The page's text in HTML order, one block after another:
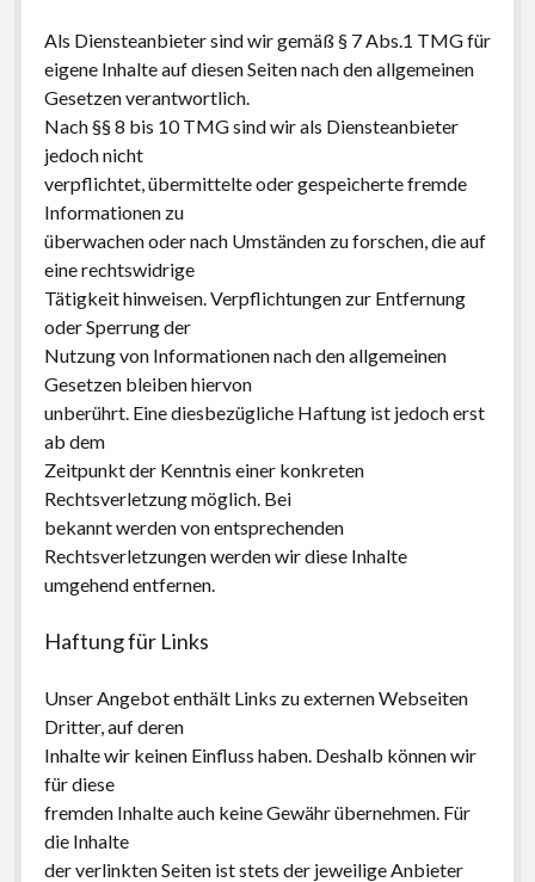
Als Diensteanbieter sind wir gemäß § 7 Abs.1 TMG für
eigene Inhalte auf diesen Seiten nach den allgemeinen
Gesetzen verantwortlich.
Nach §§ 8 bis 10 TMG sind wir als Diensteanbieter
jedoch nicht
verpflichtet, übermittelte oder gespeicherte fremde
Informationen zu
überwachen oder nach Umständen zu forschen, die auf
eine rechtswidrige
Tätigkeit hinweisen. Verpflichtungen zur Entfernung
oder Sperrung der
Nutzung von Informationen nach den allgemeinen
Gesetzen bleiben hiervon
unberührt. Eine diesbezügliche Haftung ist jedoch erst
ab dem
Zeitpunkt der Kenntnis einer konkreten
Rechtsverletzung möglich. Bei
bekannt werden von entsprechenden
Rechtsverletzungen werden wir diese Inhalte
umgehend entfernen.
Haftung für Links
Unser Angebot enthält Links zu externen Webseiten
Dritter, auf deren
Inhalte wir keinen Einfluss haben. Deshalb können wir
für diese
fremden Inhalte auch keine Gewähr übernehmen. Für
die Inhalte
der verlinkten Seiten ist stets der jeweilige Anbieter